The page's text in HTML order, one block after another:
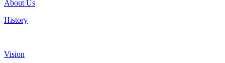
About Us
History
Vision